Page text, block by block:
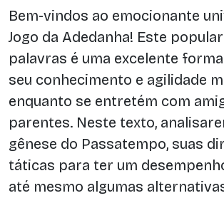
Bem-vindos ao emocionante
Jogo da Adedanha! Este
palavras é uma excelente
seu conhecimento e agilidade
enquanto se entretém com
parentes. Neste texto,
gênese do Passatempo, suas
táticas para ter um
até mesmo algumas